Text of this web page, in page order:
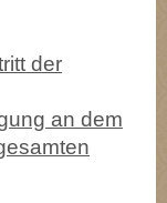
der
an dem